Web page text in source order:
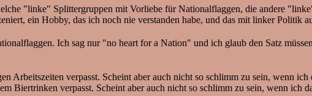
"linke" Splittergruppen mit Vorliebe für Nationalflaggen, die andere
ein Hobby, das ich noch nie verstanden habe, und das mit linker Politik
Ich sag nur "no heart for a Nation" und ich glaub den Satz
verpasst. Scheint aber auch nicht so schlimm zu sein, wenn ich
verpasst. Scheint aber auch nicht so schlimm zu sein, wenn ich